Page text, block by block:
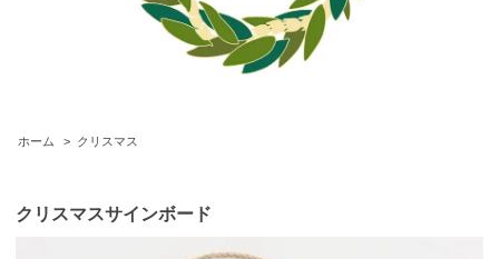
ホーム > クリスマス
クリスマスサインボード